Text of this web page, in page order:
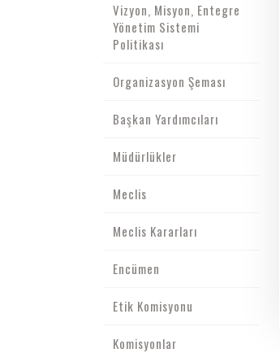
Vizyon, Misyon, Entegre
Yönetim Sistemi
Politikası
Organizasyon Şeması
Başkan Yardımcıları
Müdürlükler
Meclis
Meclis Kararları
Encümen
Etik Komisyonu
Komisyonlar